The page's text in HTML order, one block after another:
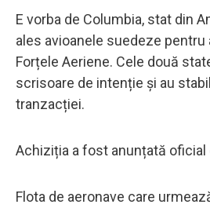
E vorba de Columbia, stat din
ales avioanele suedeze pentru
Forțele Aeriene. Cele două
scrisoare de intenție și au
tranzacției.
Achiziția a fost anunțată oficial
Flota de aeronave care